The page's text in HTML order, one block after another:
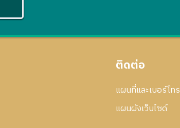
ติดต่อ
แผนที่และเบอร์โทร
แผนผังเว็บไซด์